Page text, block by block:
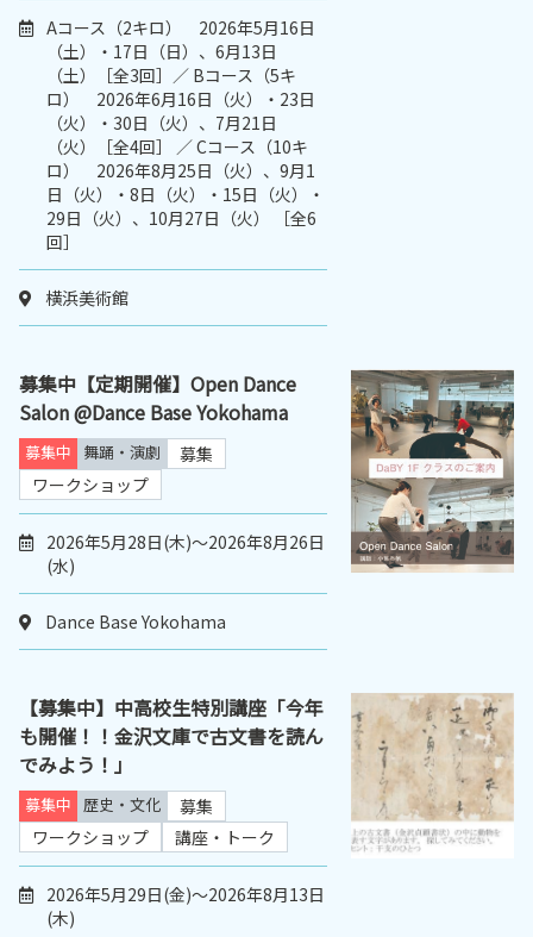
Aコース（2キロ） 2026年5月16日
（土）・17日（日）、6月13日
（土）［全3回］／ Bコース（5キ
ロ） 2026年6月16日（火）・23日
（火）・30日（火）、7月21日
（火）［全4回］ ／ Cコース（10キ
ロ） 2026年8月25日（火）、9月1
日（火）・8日（火）・15日（火）・
29日（火）、10月27日（火） ［全6
回］
横浜美術館
募集中【定期開催】Open Dance
Salon @Dance Base Yokohama
募集中 舞踊・演劇
募集
ワークショップ
2026年5月28日(木)～2026年8月26日
(水)
Dance Base Yokohama
【募集中】中高校生特別講座「今年
も開催！！金沢文庫で古文書を読ん
でみよう！」
募集中 歴史・文化
募集
ワークショップ
講座・トーク
2026年5月29日(金)～2026年8月13日
(木)